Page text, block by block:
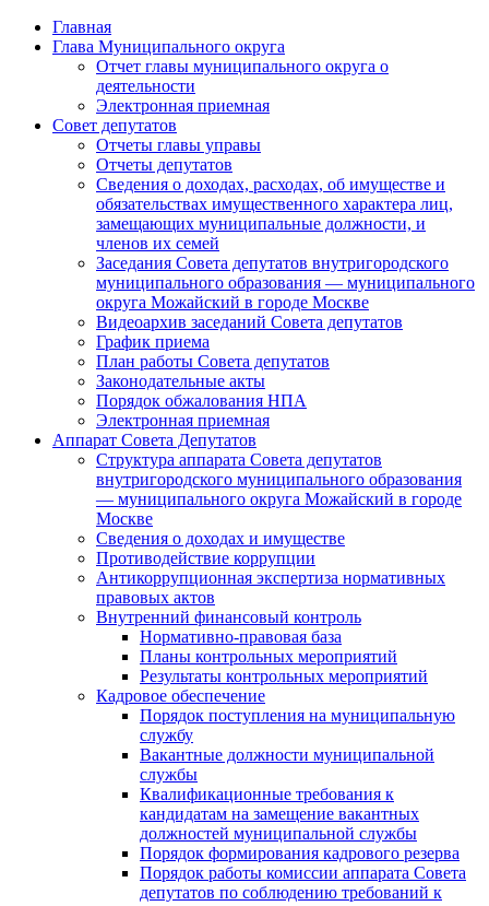
Главная
Глава Муниципального округа
Отчет главы муниципального округа о
деятельности
Электронная приемная
Совет депутатов
Отчеты главы управы
Отчеты депутатов
Сведения о доходах, расходах, об имуществе и
обязательствах имущественного характера лиц,
замещающих муниципальные должности, и
членов их семей
Заседания Совета депутатов внутригородского
муниципального образования — муниципального
округа Можайский в городе Москве
Видеоархив заседаний Совета депутатов
График приема
План работы Совета депутатов
Законодательные акты
Порядок обжалования НПА
Электронная приемная
Аппарат Совета Депутатов
Структура аппарата Совета депутатов
внутригородского муниципального образования
— муниципального округа Можайский в городе
Москве
Сведения о доходах и имуществе
Противодействие коррупции
Антикоррупционная экспертиза нормативных
правовых актов
Внутренний финансовый контроль
Нормативно-правовая база
Планы контрольных мероприятий
Результаты контрольных мероприятий
Кадровое обеспечение
Порядок поступления на муниципальную
службу
Вакантные должности муниципальной
службы
Квалификационные требования к
кандидатам на замещение вакантных
должностей муниципальной службы
Порядок формирования кадрового резерва
Порядок работы комиссии аппарата Совета
депутатов по соблюдению требований к